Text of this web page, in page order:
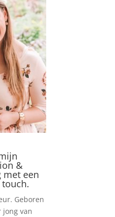
&
met een
Geboren
jong van